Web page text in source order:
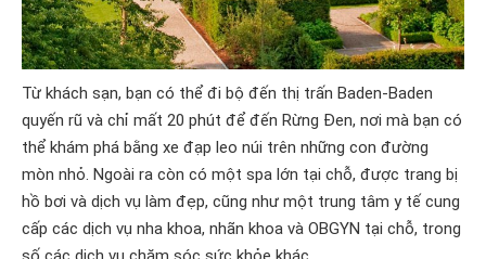
Từ khách sạn, bạn có thể đi bộ đến thị trấn Baden-Baden
quyến rũ và chỉ mất 20 phút để đến Rừng Đen, nơi mà bạn có
thể khám phá bằng xe đạp leo núi trên những con đường
mòn nhỏ. Ngoài ra còn có một spa lớn tại chỗ, được trang bị
hồ bơi và dịch vụ làm đẹp, cũng như một trung tâm y tế cung
cấp các dịch vụ nha khoa, nhãn khoa và OBGYN tại chỗ, trong